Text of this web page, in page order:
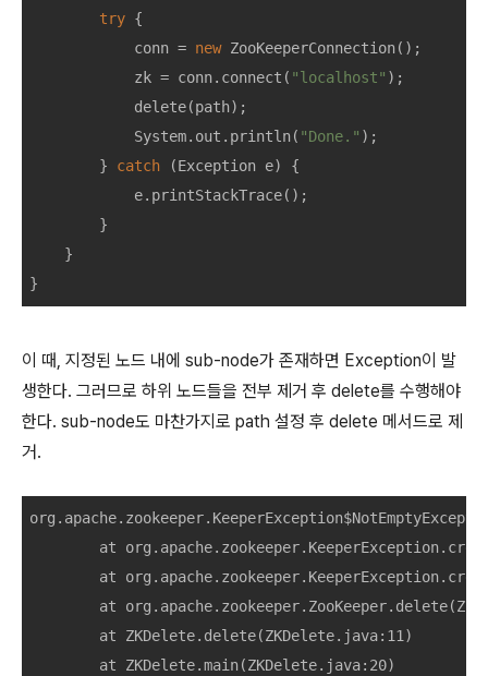
try {
conn = new ZooKeeperConnection();
zk = conn. connect ( "localhost" );
delete(path);
System. out . println( "Done." );
}
catch (Exception e)
{
e. printStackTrace();
}
}
}
이 때, 지정된 노드 내에 sub-node가 존재하면 Exception이 발
생한다. 그러므로 하위 노드들을 전부 제거 후 delete를 수행해야
한다. sub-node도 마찬가지로 path 설정 후 delete 메서드로 제
거.
org.apache.zookeeper.KeeperException
at
at
	at org.apache.zookeeper.ZooKeeper.delete
(
	at ZKDelete.delete
(ZKDelete.java:11 )
	at ZKDelete.main
(ZKDelete.java:20)